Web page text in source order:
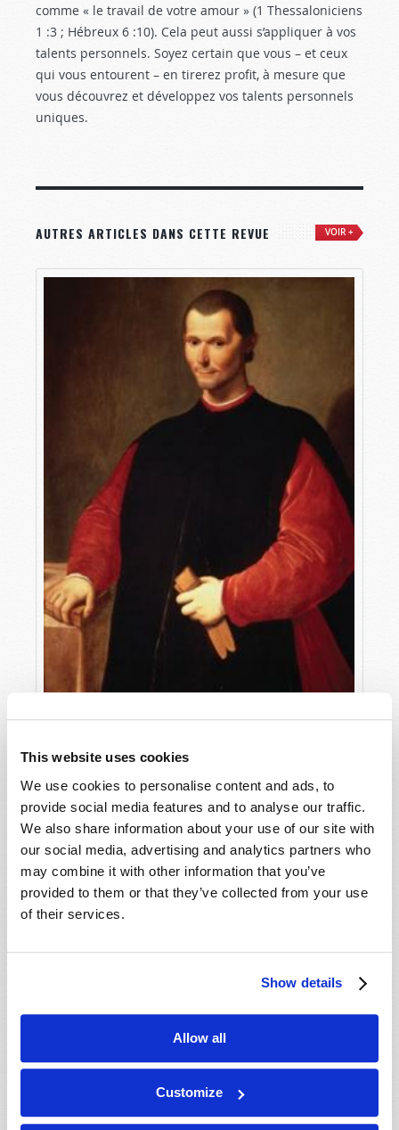
This website uses cookies
We use cookies to personalise content and ads, to
provide social media features and to analyse our traffic.
We also share information about your use of our site with
our social media, advertising and analytics partners who
may combine it with other information that you’ve
provided to them or that they’ve collected from your use
of their services.
Show details
Allow all
Customize
comme « le travail de votre amour » (1 Thessaloniciens
1 :3 ; Hébreux 6 :10). Cela peut aussi s’appliquer à vos
talents personnels. Soyez certain que vous – et ceux
qui vous entourent – en tirerez profit, à mesure que
vous découvrez et dévelop­pez vos talents personnels
uniques.
AUTRES ARTICLES DANS CETTE REVUE VOIR +